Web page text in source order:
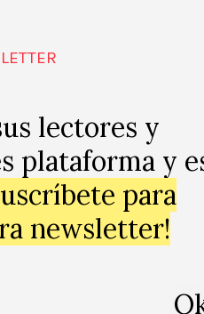
lectores y
plataforma y
para
newsletter!